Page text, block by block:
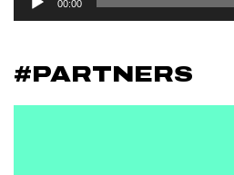
00:00
#PARTNERS